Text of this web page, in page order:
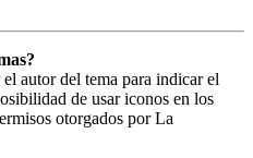
autor del tema para indicar el
de usar iconos en los
otorgados por La